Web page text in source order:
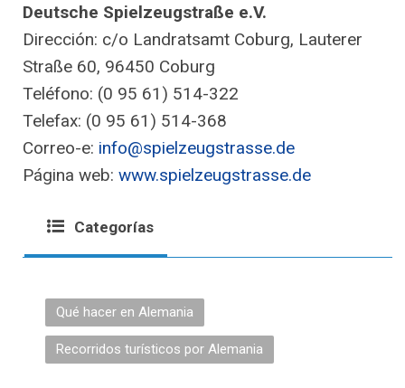
Deutsche Spielzeugstraße e.V.
Dirección: c/o Landratsamt Coburg, Lauterer
Straße 60, 96450 Coburg
Teléfono: (0 95 61) 514-322
Telefax: (0 95 61) 514-368
Correo-e: info@spielzeugstrasse.de
Página web: www.spielzeugstrasse.de
Categorías
Qué hacer en Alemania
Recorridos turísticos por Alemania